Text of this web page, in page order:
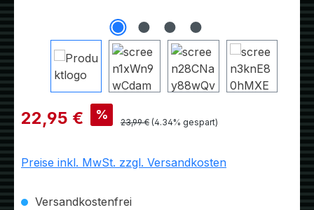
Verkaufspreis:
22,95 € % Regulärer Preis:
23,99 € (4.34% gespart)
Preise inkl. MwSt. zzgl. Versandkosten
Versandkostenfrei